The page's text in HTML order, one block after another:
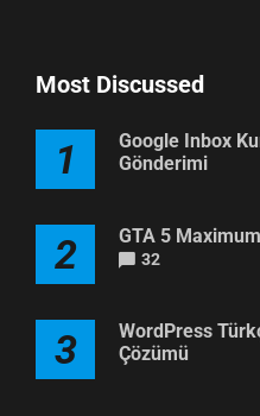
Most Discussed
1
Google Inbox
Gönderimi
2 GTA 5
32
3
WordPress
Çözümü